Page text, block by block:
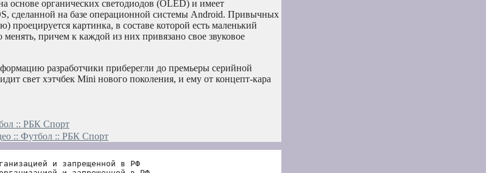
основе органических светодиодов (OLED) и имеет
сделанной на базе операционной системы Android. Привычных
проецируется картинка, в составе которой есть маленький
причем к каждой из них привязано свое звуковое
разработчики приберегли до премьеры серийной
свет хэтчбек Mini нового поколения, и ему от концепт-кара
:: РБК Спорт
:: Футбол :: РБК Спорт
и запрещенной в РФ